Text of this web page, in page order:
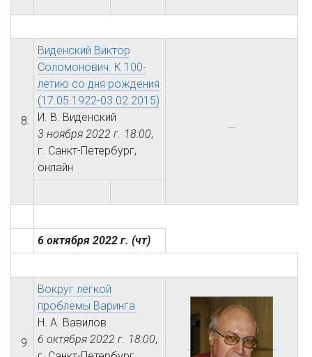
8.
Виденский Виктор
Соломонович. К 100-
летию со дня рождения
(17.05.1922-03.02.2015)
И. В. Виденский
3 ноября 2022 г. 18:00,
г. Санкт-Петербург,
онлайн
6 октября 2022 г. (чт)
9.
Вокруг легкой
проблемы Варинга
Н. А. Вавилов
6 октября 2022 г. 18:00,